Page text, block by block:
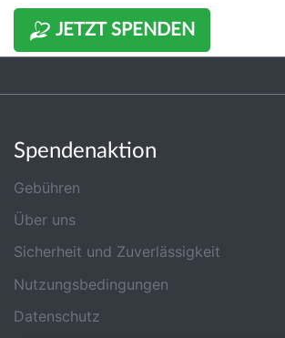
JETZT SPENDEN
Spendenaktion
Gebühren
Über uns
Sicherheit und Zuverlässigkeit
Nutzungsbedingungen
Datenschutz